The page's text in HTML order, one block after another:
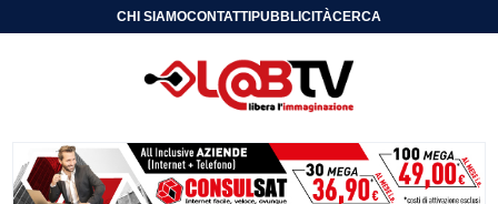
CHI SIAMOCONTATTIPUBBLICITÀCERCA